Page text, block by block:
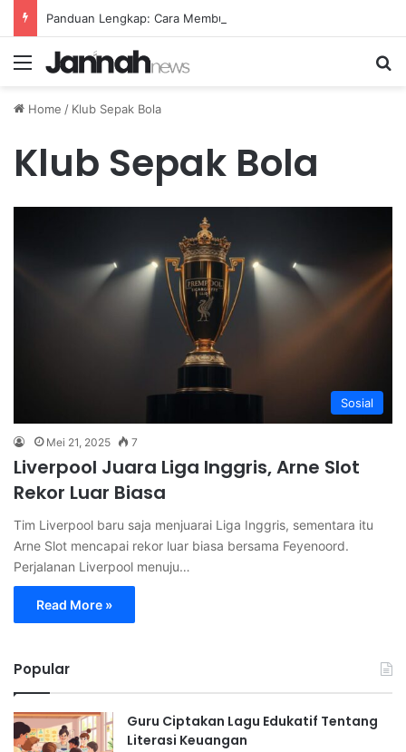
Menu
Home / Klub Sepak Bola
Klub Sepak Bola
Sosial
Mei 21, 2025 7
Liverpool Juara Liga Inggris, Arne Slot
Rekor Luar Biasa
Tim Liverpool baru saja menjuarai Liga Inggris, sementara itu
Arne Slot mencapai rekor luar biasa bersama Feyenoord.
Perjalanan Liverpool menuju…
Read More »
Popular
Guru Ciptakan Lagu Edukatif Tentang
Literasi Keuangan